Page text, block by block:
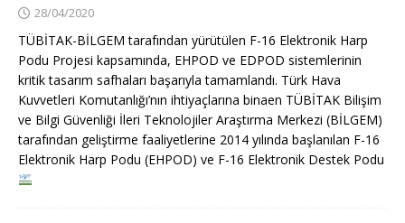
28/04/2020
TÜBİTAK-BİLGEM tarafından yürütülen F-16 Elektronik Harp
Podu Projesi kapsamında, EHPOD ve EDPOD sistemlerinin
kritik tasarım safhaları başarıyla tamamlandı. Türk Hava
Kuvvetleri Komutanlığı’nın ihtiyaçlarına binaen TÜBİTAK Bilişim
ve Bilgi Güvenliği İleri Teknolojiler Araştırma Merkezi (BİLGEM)
tarafından geliştirme faaliyetlerine 2014 yılında başlanılan F-16
Elektronik Harp Podu (EHPOD) ve F-16 Elektronik Destek Podu